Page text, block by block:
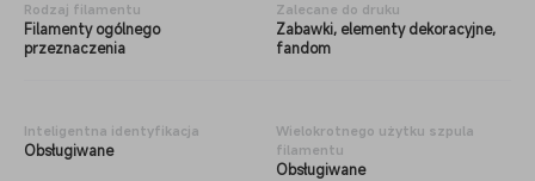
Rodzaj filamentu
Filamenty ogólnego
przeznaczenia
Zalecane do druku
Zabawki, elementy dekoracyjne,
fandom
Inteligentna identyfikacja
Obsługiwane
Wielokrotnego użytku szpula
filamentu
Obsługiwane